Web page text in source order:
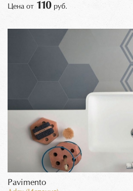
Цена от 110 руб.
Pavimento